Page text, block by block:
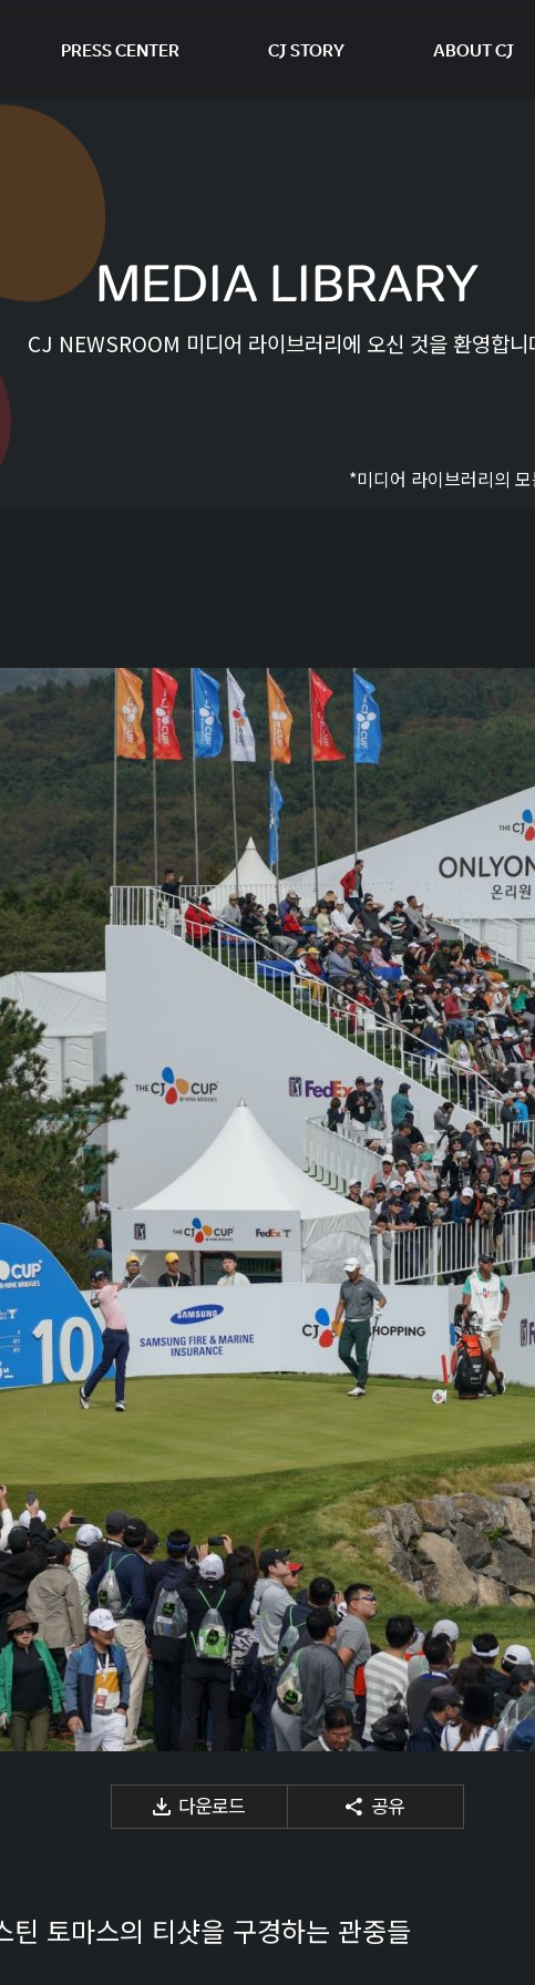
PRESS CENTER CJ STORY ABOUT CJ
MEDIA LIBRARY
CJ NEWSROOM 미디어 라이브러리에 오신 것을 환영합니
*미디어 라이브러리의
다운로드 공유
토마스의 티샷을 구경하는 관중들